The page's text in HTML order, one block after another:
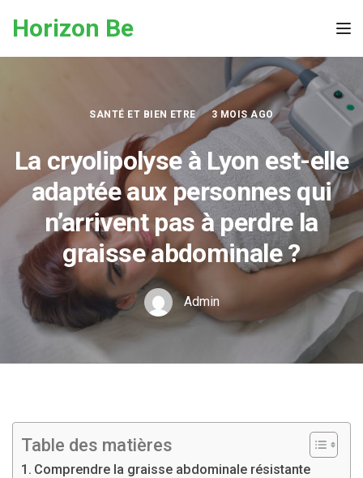
Horizon Be
SANTÉ ET BIEN ETRE 3 MOIS AGO
La cryolipolyse à Lyon est-elle
adaptée aux personnes qui
n’arrivent pas à perdre la
graisse abdominale ?
Admin
Table des matières
Comprendre la graisse abdominale résistante